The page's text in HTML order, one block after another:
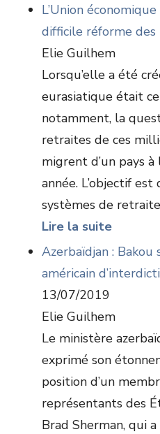
L’Union
difficile réforme
Elie Guilhem
Lorsqu’elle a été
eurasiatique était
notamment, la
retraites de ces
migrent d’un pays à
année. L’objectif
systèmes de retraite
Lire la suite
Azerbaïdjan : Bakou
américain
13/07/2019
Elie Guilhem
Le ministère
exprimé son
position d’un
représentants des
Brad Sherman, qui